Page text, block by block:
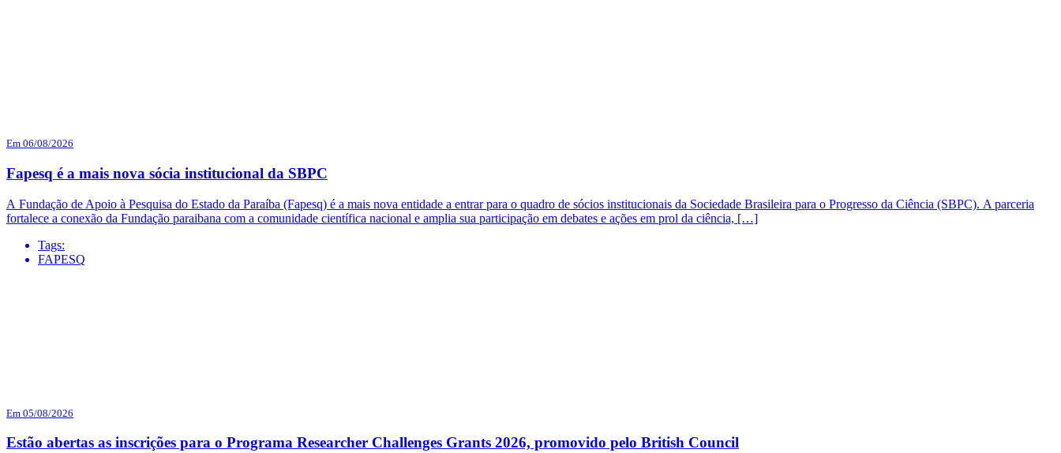
Em 06/08/2026
Fapesq é a mais nova sócia institucional da SBPC
A Fundação de Apoio à Pesquisa do Estado da Paraíba (Fapesq) é a mais nova entidade a entrar para o quadro de sócios institucionais da Sociedade Brasileira para o Progresso da Ciência (SBPC). A parceria
fortalece a conexão da Fundação paraibana com a comunidade científica nacional e amplia sua participação em debates e ações em prol da ciência, […]
Tags:
FAPESQ
Em 05/08/2026
Estão abertas as inscrições para o Programa Researcher Challenges Grants 2026, promovido pelo British Council